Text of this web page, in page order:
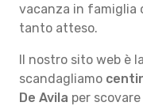
vacanza in famiglia
tanto atteso.
Il nostro sito web è
scandagliamo
De Avila per